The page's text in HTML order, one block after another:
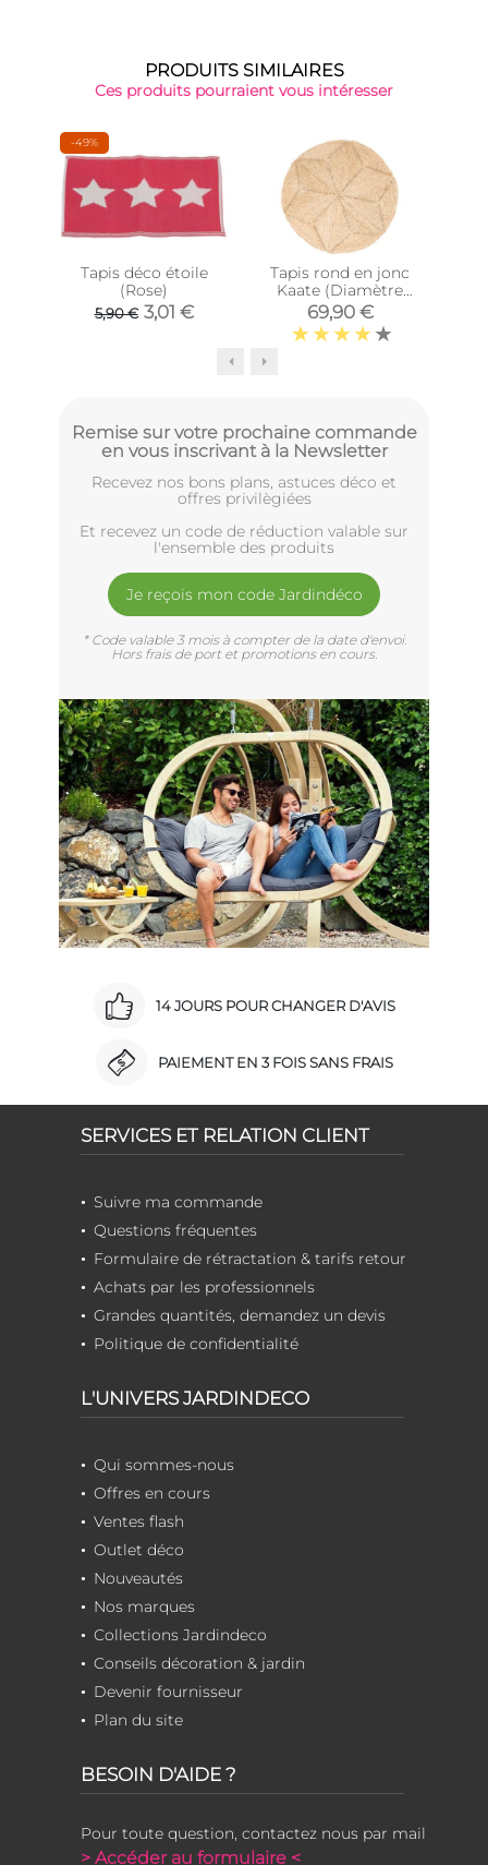
PRODUITS SIMILAIRES
Ces produits pourraient vous intéresser
-49%
Tapis déco étoile
(Rose)
5,90 € 3,01 €
Tapis rond en jonc
Kaate (Diamètre
180cm)
69,90 €
Remise sur votre prochaine commande
en vous inscrivant à la Newsletter
Recevez nos bons plans, astuces déco et
offres privilègiées
Et recevez un code de réduction valable sur
l'ensemble des produits
Je reçois mon code Jardindéco
* Code valable 3 mois à compter de la date d'envoi.
Hors frais de port et promotions en cours.
14 JOURS POUR CHANGER D'AVIS
PAIEMENT EN 3 FOIS SANS FRAIS
SERVICES ET RELATION CLIENT
Suivre ma commande
Questions fréquentes
Formulaire de rétractation & tarifs retour
Achats par les professionnels
Grandes quantités, demandez un devis
Politique de confidentialité
L'UNIVERS JARDINDECO
Qui sommes-nous
Offres en cours
Ventes flash
Outlet déco
Nouveautés
Nos marques
Collections Jardindeco
Conseils décoration & jardin
Devenir fournisseur
Plan du site
BESOIN D'AIDE ?
Pour toute question, contactez nous par mail
> Accéder au formulaire <